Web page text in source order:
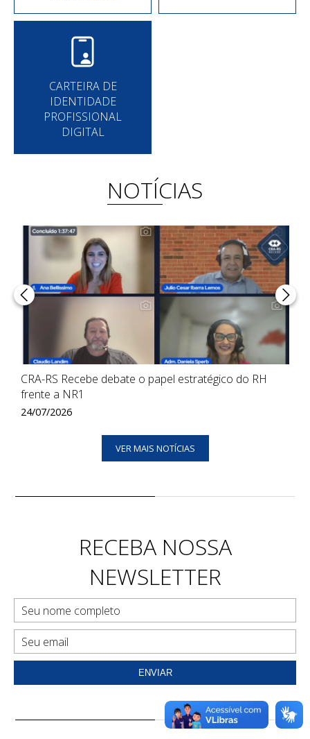
CARTEIRA DE
IDENTIDADE
PROFISSIONAL
DIGITAL
NOTÍCIAS
CRA-RS Recebe debate o papel estratégico do RH
frente a NR1
24/07/2026
VER MAIS NOTÍCIAS
RECEBA NOSSA
NEWSLETTER
ENVIAR